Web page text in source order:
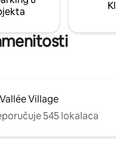
Village
545 lokalaca